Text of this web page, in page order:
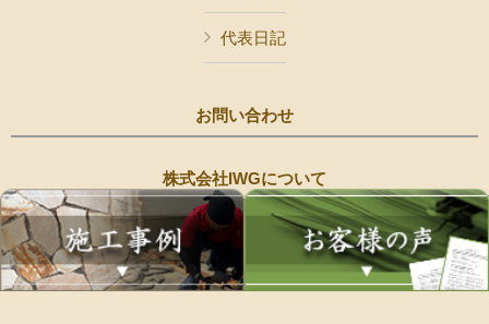
代表日記
お問い合わせ
株式会社IWGについて
Copyright © 株式会社IWG All Rights Reserved.